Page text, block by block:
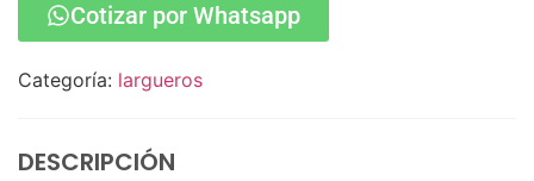
Cotizar por Whatsapp
Categoría: largueros
DESCRIPCIÓN